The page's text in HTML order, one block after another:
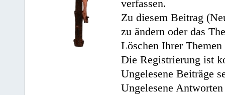
verfassen.
Zu diesem Beitrag
zu ändern oder das
Löschen Ihrer
Die Registrierung ist
Ungelesene Beiträge
Ungelesene